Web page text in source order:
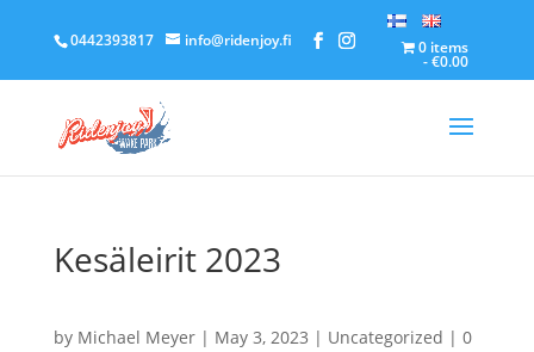
0442393817 info@ridenjoy.fi 0 items
€0.00
Kesäleirit 2023
by Michael Meyer| May 3, 2023 | Uncategorized | 0